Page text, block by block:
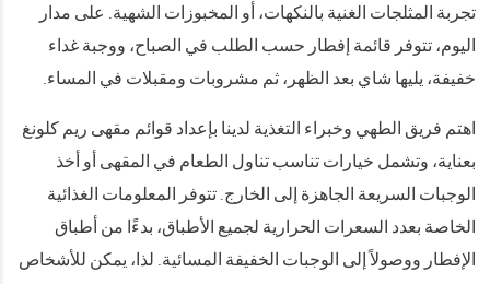
تجربة المثلجات الغنية بالنكهات، أو المخبوزات الشهية. على مدار
اليوم، تتوفر قائمة إفطار حسب الطلب في الصباح، ووجبة غداء
خفيفة، يليها شاي بعد الظهر، ثم مشروبات ومقبلات في المساء.
اهتم فريق الطهي وخبراء التغذية لدينا بإعداد قوائم مقهى ريم كلونغ
بعناية، وتشمل خيارات تناسب تناول الطعام في المقهى أو أخذ
الوجبات السريعة الجاهزة إلى الخارج. تتوفر المعلومات الغذائية
الخاصة بعدد السعرات الحرارية لجميع الأطباق، بدءًا من أطباق
الإفطار ووصولاً إلى الوجبات الخفيفة المسائية. لذا، يمكن للأشخاص